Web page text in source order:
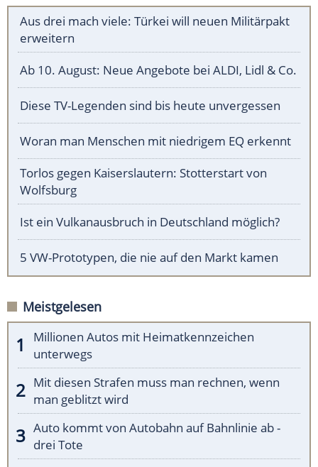
Aus drei mach viele: Türkei will neuen Militärpakt
erweitern
Ab 10. August: Neue Angebote bei ALDI, Lidl & Co.
Diese TV-Legenden sind bis heute unvergessen
Woran man Menschen mit niedrigem EQ erkennt
Torlos gegen Kaiserslautern: Stotterstart von
Wolfsburg
Ist ein Vulkanausbruch in Deutschland möglich?
5 VW-Prototypen, die nie auf den Markt kamen
Meistgelesen
Millionen Autos mit Heimatkennzeichen
unterwegs
Mit diesen Strafen muss man rechnen, wenn
man geblitzt wird
Auto kommt von Autobahn auf Bahnlinie ab -
drei Tote